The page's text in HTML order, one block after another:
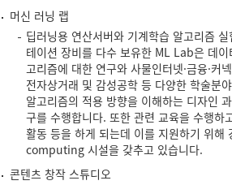
머신 러닝 랩
딥러닝용 연산서버와 기계학습 알고리즘
테이션 장비를 다수 보유한 ML Lab은 데
고리즘에 대한 연구와 사물인터넷·금융·커
전자상거래 및 감성공학 등 다양한 학술분
알고리즘의 적용 방향을 이해하는 디자인
구를 수행합니다. 또한 관련 교육을 수행하
활동 등을 하게 되는데 이를 지원하기 위해
computing 시설을 갖추고 있습니다.
콘텐츠 창작 스튜디오